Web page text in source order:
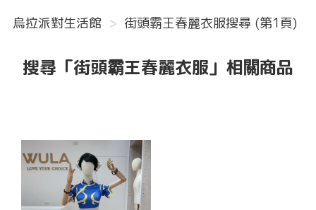
烏拉派對生活館 街頭霸王春麗衣服搜尋 (第1頁)
搜尋「街頭霸王春麗衣服」相關商品